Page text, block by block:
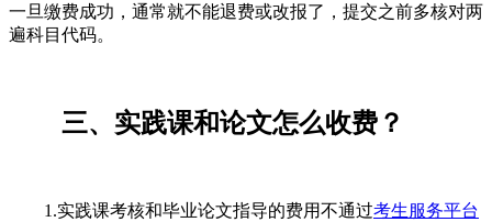
一旦缴费成功，通常就不能退费或改报了，提交之前多核对两
遍科目代码。
三、实践课和论文怎么收费？
1.实践课考核和毕业论文指导的费用不通过考生服务平台